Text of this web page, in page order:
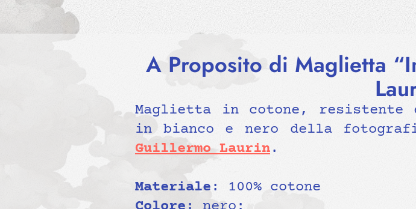
A Proposito di Maglietta
Maglietta in cotone, resistente
in bianco e nero della
Guillermo Laurin.
Materiale : 100% cotone